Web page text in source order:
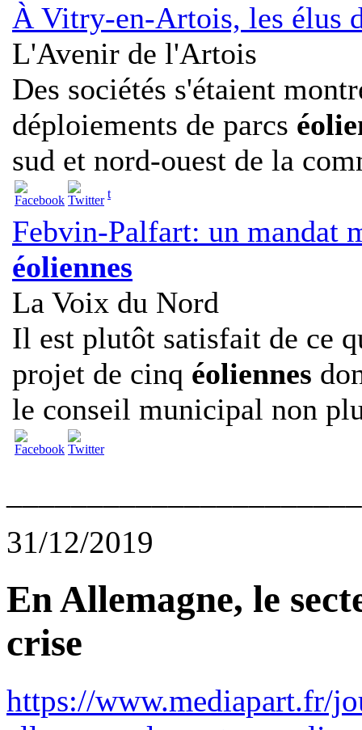
À Vitry-en-Artois, les élus
L'Avenir de l'Artois
Des sociétés s'étaient
déploiements de parcs
sud et nord-ouest de la
t
Febvin-Palfart: un mandat
éoliennes
La Voix du Nord
Il est plutôt satisfait de ce
projet de cinq éoliennes
le conseil municipal non
31/12/2019
En Allemagne, le
crise
https://www.mediapart.fr/